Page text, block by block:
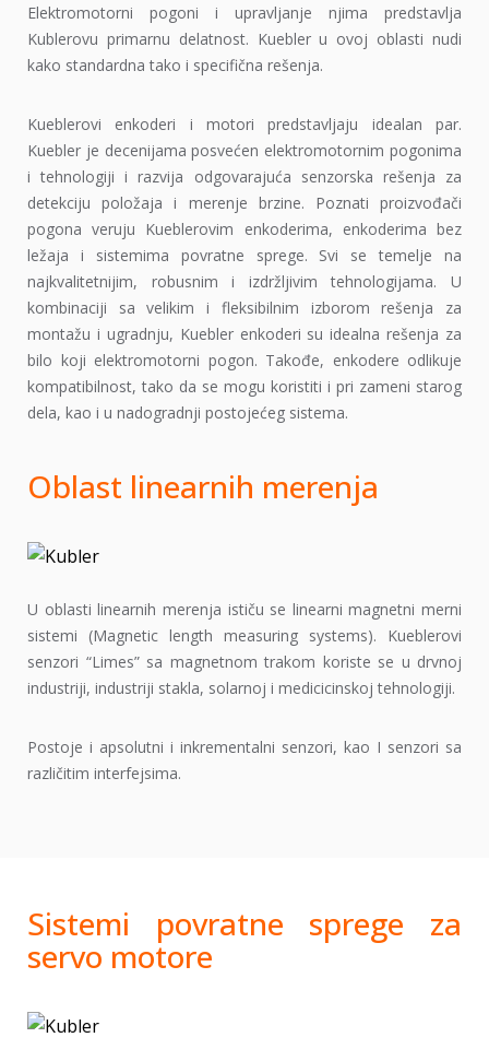
Elektromotorni pogoni i upravljanje njima predstavlja
Kublerovu primarnu delatnost. Kuebler u ovoj oblasti nudi
kako standardna tako i specifična rešenja.
Kueblerovi enkoderi i motori predstavljaju idealan par.
Kuebler je decenijama posvećen elektromotornim pogonima
i tehnologiji i razvija odgovarajuća senzorska rešenja za
detekciju položaja i merenje brzine. Poznati proizvođači
pogona veruju Kueblerovim enkoderima, enkoderima bez
ležaja i sistemima povratne sprege. Svi se temelje na
najkvalitetnijim, robusnim i izdržljivim tehnologijama. U
kombinaciji sa velikim i fleksibilnim izborom rešenja za
montažu i ugradnju, Kuebler enkoderi su idealna rešenja za
bilo koji elektromotorni pogon. Takođe, enkodere odlikuje
kompatibilnost, tako da se mogu koristiti i pri zameni starog
dela, kao i u nadogradnji postojećeg sistema.
Oblast linearnih merenja
U oblasti linearnih merenja ističu se linearni magnetni merni
sistemi (Magnetic length measuring systems). Kueblerovi
senzori “Limes” sa magnetnom trakom koriste se u drvnoj
industriji, industriji stakla, solarnoj i medicicinskoj tehnologiji.
Postoje i apsolutni i inkrementalni senzori, kao I senzori sa
različitim interfejsima.
Sistemi povratne sprege za
servo motore